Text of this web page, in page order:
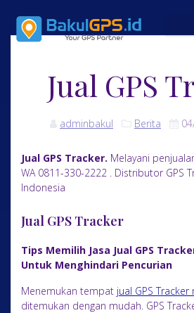
Jual GPS
adminbakul Berita
Jual GPS Tracker. Melayani
WA 0811-330-2222 . Distributor GPS
Indonesia
Jual GPS Tracker
Tips Memilih Jasa Jual GPS
Untuk Menghindari Pencurian
Menemukan tempat jual GPS Tracker
ditemukan dengan mudah. GPS